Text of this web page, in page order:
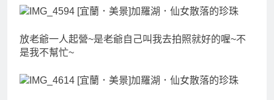
放老爺一人起營~是老爺自己叫我去拍照就好的喔~不
是我不幫忙~